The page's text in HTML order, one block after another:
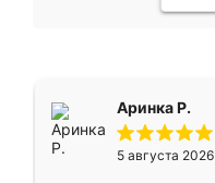
Аринка Р.
5 августа 2026